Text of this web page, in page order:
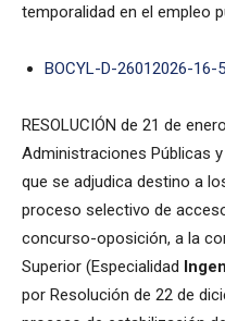
temporalidad en el empleo
BOCYL-D-26012026-16-
RESOLUCIÓN de 21 de
Administraciones Públicas
que se adjudica destino a
proceso selectivo de
concurso-oposición, a la
Superior (Especialidad
por Resolución de 22 de